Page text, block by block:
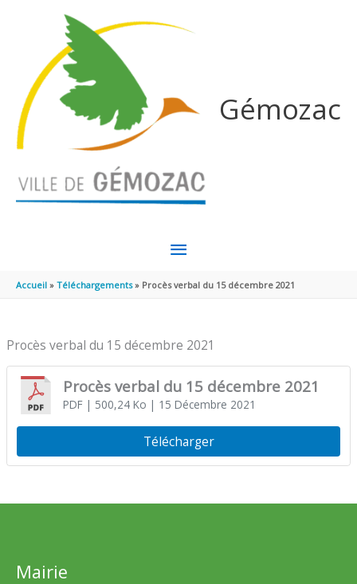
Gémozac
MENU
PRINCIPAL
Accueil Téléchargements Procès verbal du 15 décembre 2021
Procès verbal du 15 décembre 2021
Procès verbal du 15 décembre 2021
PDF| 500,24 Ko | 15 Décembre 2021
Télécharger
Mairie